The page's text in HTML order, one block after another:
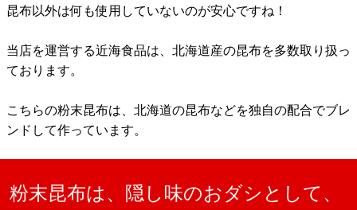
昆布以外は何も使用していないのが安心ですね！
当店を運営する近海食品は、北海道産の昆布を多数取り扱っ
ております。
こちらの粉末昆布は、北海道の昆布などを独自の配合でブレ
ンドして作っています。
粉末昆布は、隠し味のおダシとして、